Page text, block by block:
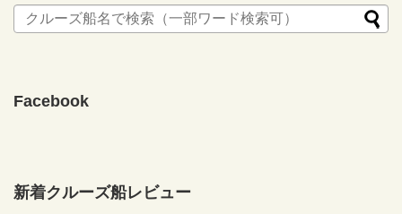
Facebook
新着クルーズ船レビュー